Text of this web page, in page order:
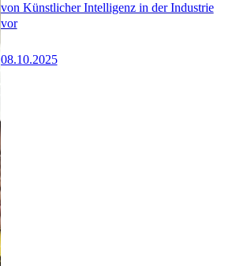
von Künstlicher Intelligenz in der Industrie
vor
08.10.2025